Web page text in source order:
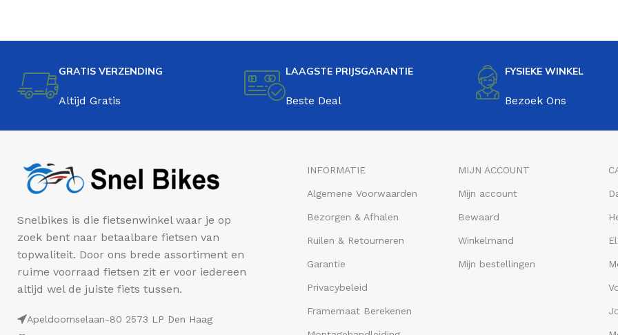
GRATIS VERZENDING
Altijd Gratis
LAAGSTE PRIJSGARANTIE
Beste Deal
FYSIEKE WINKEL
Bezoek Ons
Snelbikes is die fietsenwinkel waar je op
zoek bent naar betaalbare fietsen van
topwaliteit. Door ons brede assortiment en
ruime voorraad fietsen zit er voor iedereen
altijd wel de juiste fiets tussen.
Apeldoornselaan-80 2573 LP Den Haag
INFORMATIE
Algemene Voorwaarden
Bezorgen & Afhalen
Ruilen & Retourneren
Garantie
Privacybeleid
Framemaat Berekenen
MIJN ACCOUNT
Mijn account
Bewaard
Winkelmand
Mijn bestellingen